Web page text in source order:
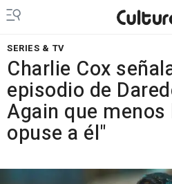
SERIES & TV
Charlie Cox
episodio de
Again que
opuse a él"